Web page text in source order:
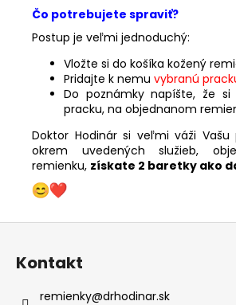
Čo potrebujete spraviť?
Postup je veľmi jednoduchý:
Vložte si do košíka kožený
Pridajte k nemu vybranú
Do poznámky napíšte, že
pracku, na objednanom
Doktor Hodinár si veľmi váži
okrem uvedených služieb,
remienku, získate 2 baretky ako
Z
Kontakt
remienky@drhodinar.sk